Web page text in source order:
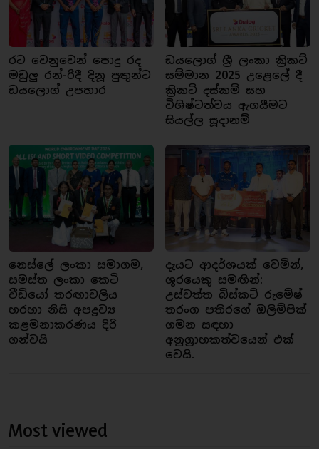
රට වෙනුවෙන් පොදු රද
මඩුලු රන්-රිදී දිනූ පුතුන්ට
ඩයලොග් උපහාර
ඩයලොග් ශ්‍රී ලංකා ක්‍රිකට්
සම්මාන 2025 උළෙලේ දී
ක්‍රිකට් දස්කම් සහ
විශිෂ්ටත්වය ඇගයීමට
සියල්ල සූදානම්
නෙස්ලේ ලංකා සමාගම,
සමස්ත ලංකා කෙටි
වීඩියෝ තරඟාවලිය
හරහා නිසි අපද්‍රව්‍ය
කළමනාකරණය දිරි
ගන්වයි
දැයට ආදර්ශයක් වෙමින්,
ශූරයෙකු සමඟින්:
උස්වත්ත බිස්කට් රුමේෂ්
තරංග පතිරගේ ඔලිම්පික්
ගමන සඳහා
අනුග්‍රාහකත්වයෙන් එක්
වෙයි.
Most viewed